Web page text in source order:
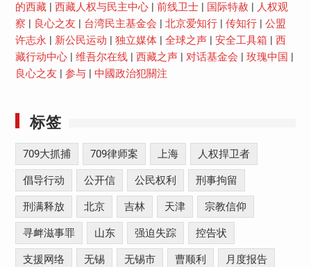
的西藏| 西藏人权与民主中心| 前线卫士| 国际特赦
人权观
察
良心之友 台湾民主基金会 北京爱知行| 传知行| 公盟
许志永
新公民运动 独立媒体| 全球之声| 安全工具箱
西
藏行动中心| 维吾尔在线| 西藏之声| 对话基金会 玫瑰中国
良心之友
参与| 中國政治犯關注
标签
709大抓捕 709律师案 上海 人权捍卫者
倡导行动 公开信 公民权利 刑事拘留
刑满释放 北京 吉林 天津 宗教信仰
寻衅滋事罪 山东 强迫失踪 控告状
支援网络 无锡 无锡市 曹顺利 月度报告